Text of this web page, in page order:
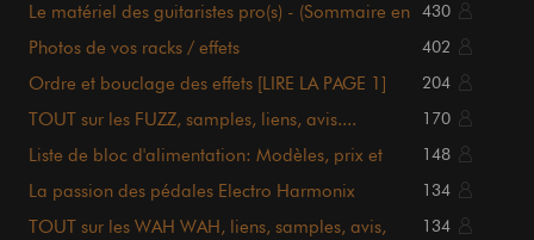
Le matériel des guitaristes pro(s) - (Sommaire en
430
Photos de vos racks / effets 402
Ordre et bouclage des effets [LIRE LA PAGE 1] 204
TOUT sur les FUZZ, samples, liens, avis....
170
Liste de bloc d'alimentation: Modèles, prix et
148
La passion des pédales Electro Harmonix 134
TOUT sur les WAH WAH, liens, samples, avis,
134